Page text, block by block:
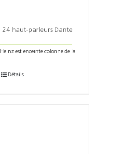
24 haut-parleurs Dante
est enceinte colonne de la
Détails